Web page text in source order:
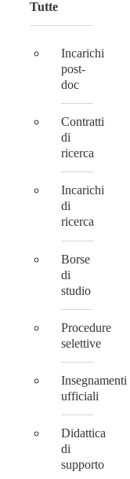
Tutte
Incarichi
post-
doc
Contratti
di
ricerca
Incarichi
di
ricerca
Borse
di
studio
Procedure
selettive
Insegnamenti
ufficiali
Didattica
di
supporto